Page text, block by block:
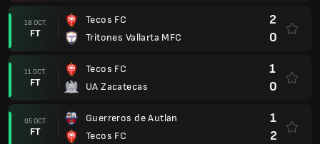
18 OCT.
FT
Tecos FC
Tritones Vallarta MFC
2
0
11 OCT.
FT
Tecos FC
UA Zacatecas
1
0
05 OCT.
FT
Guerreros de Autlan
Tecos FC
1
2